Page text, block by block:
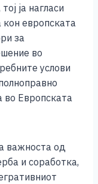
ја нагласи
кон европската
за
во
услови
во Европската
важноста од
и соработка,